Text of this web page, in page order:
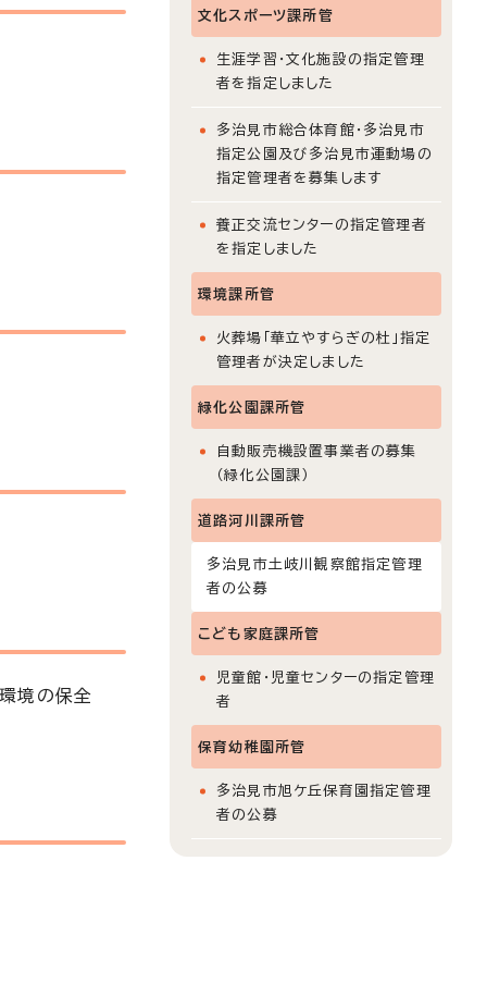
境の保全
文化スポーツ課所管
生涯学習・文化施設の指定管理
者を指定しました
多治見市総合体育館・多治見市
指定公園及び多治見市運動場の
指定管理者を募集します
養正交流センターの指定管理者
を指定しました
環境課所管
火葬場「華立やすらぎの杜」指定
管理者が決定しました
緑化公園課所管
自動販売機設置事業者の募集
（緑化公園課）
道路河川課所管
多治見市土岐川観察館指定管理
者の公募
こども家庭課所管
児童館・児童センターの指定管理
者
保育幼稚園所管
多治見市旭ケ丘保育園指定管理
者の公募